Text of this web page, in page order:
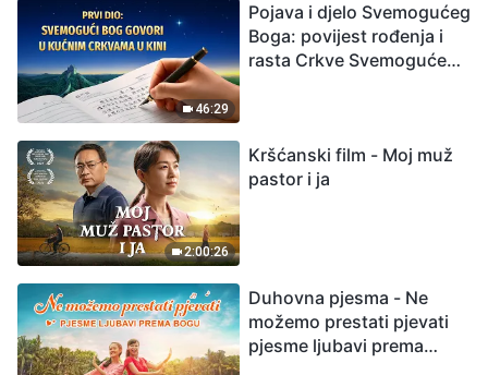
46:29
Pojava i djelo Svemogućeg
Boga: povijest rođenja i
rasta Crkve Svemogućeg
2:00:26
Kršćanski film - Moj muž
pastor i ja
Duhovna pjesma - Ne
možemo prestati pjevati
pjesme ljubavi prema